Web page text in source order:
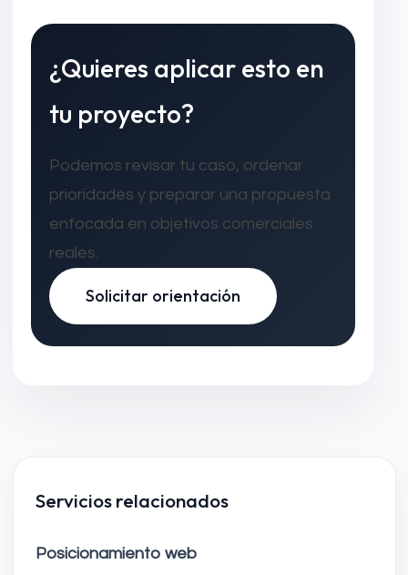
¿Quieres aplicar esto en
tu proyecto?
Podemos revisar tu caso, ordenar
prioridades y preparar una propuesta
enfocada en objetivos comerciales
reales.
Solicitar orientación
Servicios relacionados
Posicionamiento web